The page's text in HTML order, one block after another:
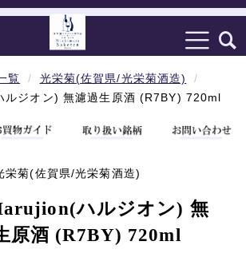
覧
光栄菊(佐賀県/光栄菊酒造)
ジオン) 無濾過生原酒 (R7BY) 720ml
栄菊(佐賀県/光栄菊酒造)
ハルジオン) 無
原酒 (R7BY) 720ml